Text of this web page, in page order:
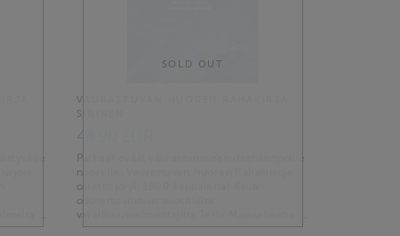
…
VAURASTUVAN NUOREN RAHAKIRJA
SININEN
44.90 EUR
Parhaat eväät vaurastumiseen itsenäistyvälle
nuorelle. Vaurastuvan Nuoren Rahakirjoja
ostettu jo yli 1900 kappaletta! Kauan
odotettu uutuus suosituilta
varallisuusvalmentajilta Terhi Majasalmelta …
SOLD OUT